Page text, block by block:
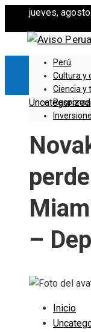
jueves,
Perú
Cultura y
Ciencia y
Uncategorized
–
Inicio